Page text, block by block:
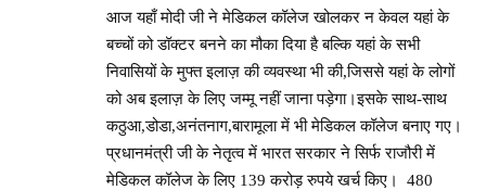
आज यहाँ मोदी जी ने मेडिकल कॉलेज खोलकर न केवल यहां के
बच्चों को डॉक्टर बनने का मौका दिया है बल्कि यहां के सभी
निवासियों के मुफ्त इलाज़ की व्यवस्था भी की,जिससे यहां के लोगों
को अब इलाज़ के लिए जम्मू नहीं जाना पड़ेगा।इसके साथ-साथ
कठुआ,डोडा,अनंतनाग,बारामूला में भी मेडिकल कॉलेज बनाए गए।
प्रधानमंत्री जी के नेतृत्व में भारत सरकार ने सिर्फ राजौरी में
मेडिकल कॉलेज के लिए 139 करोड़ रुपये खर्च किए। 480